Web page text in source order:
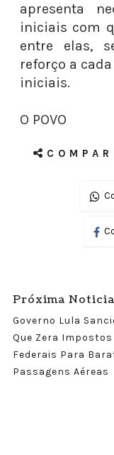
apresenta
iniciais com
entre elas,
reforço a
iniciais.⁠
O POVO
Próxima Noticia
Governo Lula
Que Zera Impostos
Federais Para
Passagens Aéreas